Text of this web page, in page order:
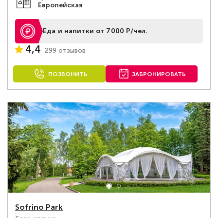
Европейская
Еда и напитки от 7000 Р/чел.
4,4 299 отзывов
ПОЗВОНИТЬ ЗАБРОНИРОВАТЬ
Sofrino Park